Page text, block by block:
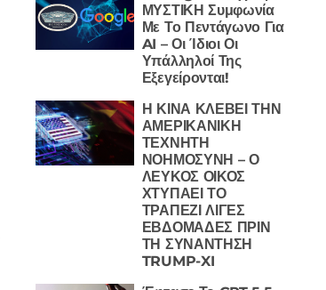
ΜΥΣΤΙΚΗ Συμφωνία
Με Το Πεντάγωνο Για
AI – Οι Ίδιοι Οι
Υπάλληλοί Της
Εξεγείρονται!
Η ΚΙΝΑ ΚΛΕΒΕΙ ΤΗΝ
ΑΜΕΡΙΚΑΝΙΚΗ
ΤΕΧΝΗΤΗ
ΝΟΗΜΟΣΥΝΗ – Ο
ΛΕΥΚΟΣ ΟΙΚΟΣ
ΧΤΥΠΑΕΙ ΤΟ
ΤΡΑΠΕΖΙ ΛΙΓΕΣ
ΕΒΔΟΜΑΔΕΣ ΠΡΙΝ
ΤΗ ΣΥΝΑΝΤΗΣΗ
TRUMP-XI